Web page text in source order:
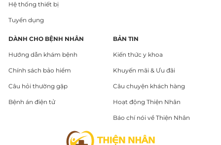
Hệ thống thiết bị
Tuyển dụng
DÀNH CHO BỆNH NHÂN
Hướng dẫn khám bệnh
Chính sách bảo hiểm
Câu hỏi thường gặp
Bệnh án điện tử
BẢN TIN
Kiến thức y khoa
Khuyến mãi & Ưu đãi
Câu chuyện khách hàng
Hoạt động Thiện Nhân
Báo chí nói về Thiện Nhân